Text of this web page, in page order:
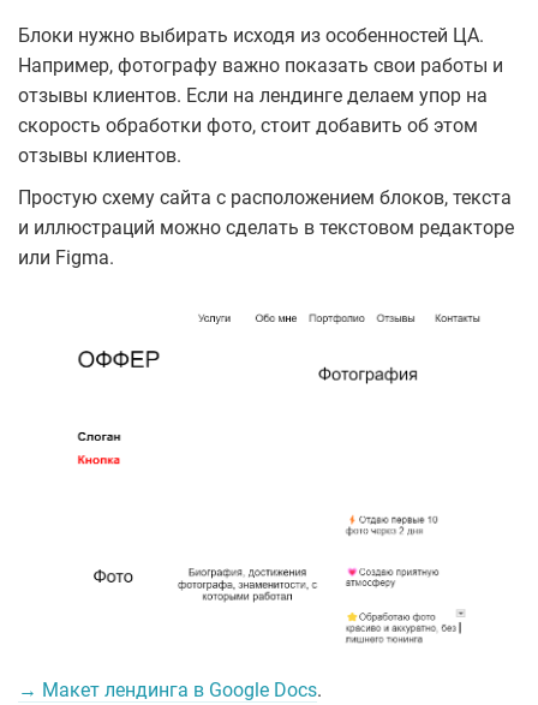
Блоки нужно выбирать исходя из особенностей ЦА.
Например, фотографу важно показать свои работы и
отзывы клиентов. Если на лендинге делаем упор на
скорость обработки фото, стоит добавить об этом
отзывы клиентов.
Простую схему сайта с расположением блоков, текста
и иллюстраций можно сделать в текстовом редакторе
или Figma.
→ Макет лендинга в Google Docs.